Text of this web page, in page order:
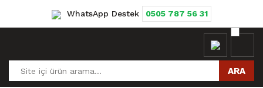
WhatsApp Destek 0505 787 56 31
ARA